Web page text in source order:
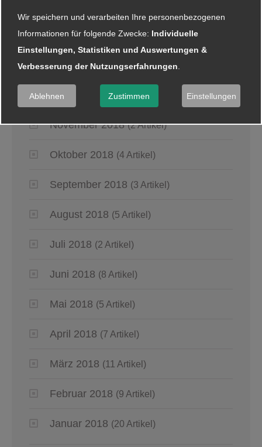
Januar 2019 (5 Artikel)
2018
Dezember 2018 (8 Artikel)
November 2018 (2 Artikel)
Oktober 2018 (4 Artikel)
September 2018 (3 Artikel)
August 2018 (5 Artikel)
Juli 2018 (2 Artikel)
Juni 2018 (8 Artikel)
Mai 2018 (5 Artikel)
April 2018 (7 Artikel)
März 2018 (11 Artikel)
Februar 2018 (9 Artikel)
Januar 2018 (20 Artikel)
Wir speichern und verarbeiten Ihre personenbezogenen
Informationen für folgende Zwecke: Individuelle
Einstellungen, Statistiken und Auswertungen &
Verbesserung der Nutzungserfahrungen.
Ablehnen Zustimmen Einstellungen